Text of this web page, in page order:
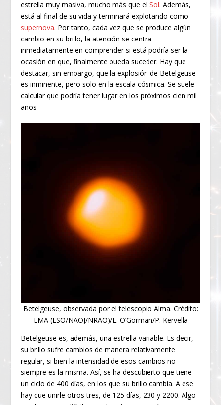
estrella muy masiva, mucho más que elSol. Además,
está al final de su vida y terminará explotando como
supernova. Por tanto, cada vez que se produce algún
cambio en su brillo, la atención se centra
inmediatamente en comprender si está podría ser la
ocasión en que, finalmente pueda suceder. Hay que
destacar, sin embargo, que la explosión de Betelgeuse
es inminente, pero solo en la escala cósmica. Se suele
calcular que podría tener lugar en los próximos cien mil
años.
Betelgeuse, observada por el telescopio Alma. Crédito:
LMA (ESO/NAOJ/NRAO)/E. O’Gorman/P. Kervella
Betelgeuse es, además, una estrella variable. Es decir,
su brillo sufre cambios de manera relativamente
regular, si bien la intensidad de esos cambios no
siempre es la misma. Así, se ha descubierto que tiene
un ciclo de 400 días, en los que su brillo cambia. A ese
hay que unirle otros tres, de 125 días, 230 y 2200. Algo